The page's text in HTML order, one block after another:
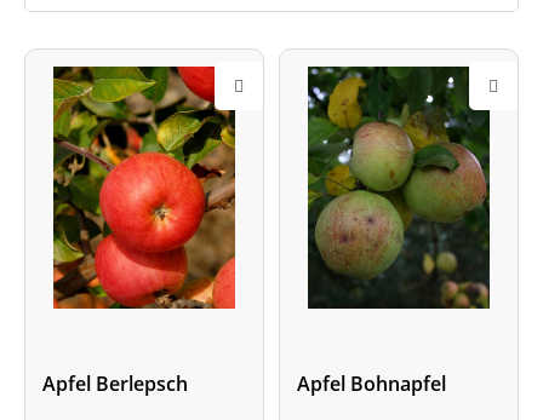
Apfel Berlepsch Apfel Bohnapfel